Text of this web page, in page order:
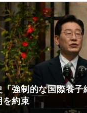
強制的な国際養子
を約束